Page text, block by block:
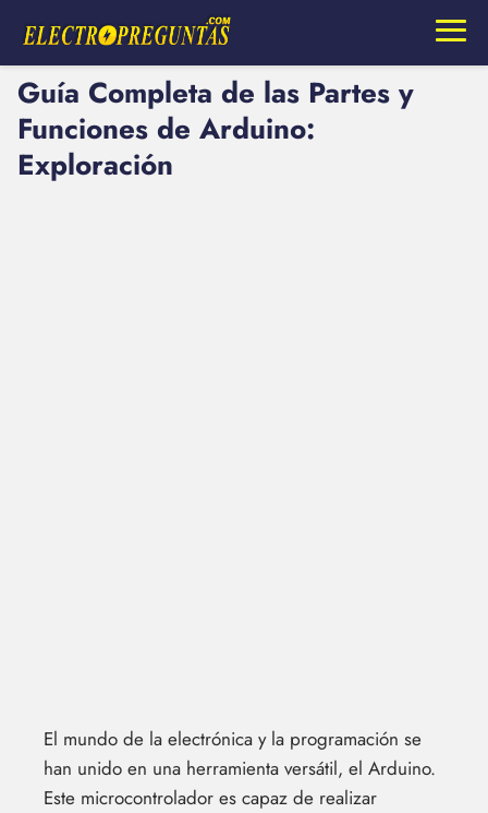
Guía Completa de las Partes y
Funciones de Arduino:
Exploración
El mundo de la electrónica y la programación se
han unido en una herramienta versátil, el Arduino.
Este microcontrolador es capaz de realizar